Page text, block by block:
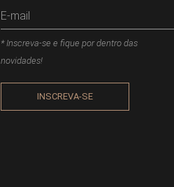
* Inscreva-se e fique por dentro das
novidades!
INSCREVA-SE